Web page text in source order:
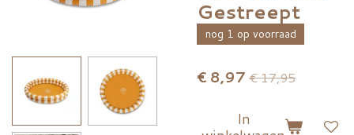
Gestreept
nog 1 op voorraad
€ 8,97 € 17,95
In